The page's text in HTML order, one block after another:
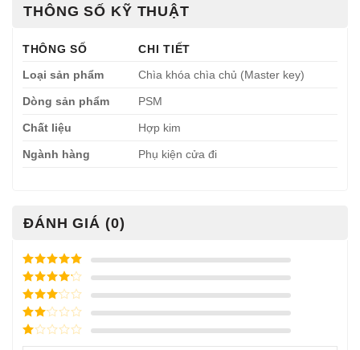
THÔNG SỐ KỸ THUẬT
THÔNG SỐ
CHI TIẾT
Loại sản phẩm
Chìa khóa chìa chủ (Master key)
Dòng sản phẩm PSM
Chất liệu Hợp kim
Ngành hàng Phụ kiện cửa đi
ĐÁNH GIÁ (0)
Được xếp
hạng
5
5
sao
Được xếp
hạng
4
5
sao
Được
xếp
hạng3
5 sao
Được
Được